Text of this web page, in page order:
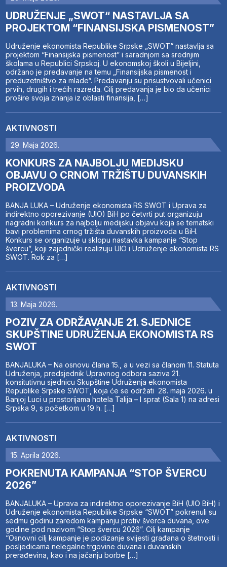
UDRUŽENJE „SWOT“ NASTAVLJA SA
PROJEKTOM “FINANSIJSKA PISMENOST”
Udruženje ekonomista Republike Srpske „SWOT“ nastavlja sa
projektom “Finansijska pismenost” i saradnjom sa srednjim
školama u Republici Srpskoj. U ekonomskoj školi u Bijeljini,
održano je predavanje na temu „Finansijska pismenost i
preduzetništvo za mlade“. Predavanju su prisustvovali učenici
prvih, drugih i trećih razreda. Cilj predavanja je bio da učenici
prošire svoja znanja iz oblasti finansija, […]
AKTIVNOSTI
29. Maja 2026.
KONKURS ZA NAJBOLJU MEDIJSKU
OBJAVU O CRNOM TRŽIŠTU DUVANSKIH
PROIZVODA
BANJA LUKA – Udruženje ekonomista RS SWOT i Uprava za
indirektno oporezivanje (UIO) BiH po četvrti put organizuju
nagradni konkurs za najbolju medijsku objavu koja se tematski
bavi problemima crnog tržišta duvanskih proizvoda u BiH.
Konkurs se organizuje u sklopu nastavka kampanje “Stop
švercu”, koji zajednički realizuju UIO i Udruženje ekonomista RS
SWOT. Rok za […]
AKTIVNOSTI
13. Maja 2026.
POZIV ZA ODRŽAVANJE 21. SJEDNICE
SKUPŠTINE UDRUŽENJA EKONOMISTA RS
SWOT
BANJALUKA – Na osnovu člana 15., a u vezi sa članom 11. Statuta
Udruženja, predsjednik Upravnog odbora saziva 21.
konsitutivnu sjednicu Skupštine Udruženja ekonomista
Republike Srpske SWOT, koja će se održati 28. maja 2026. u
Banjoj Luci u prostorijama hotela Talija – I sprat (Sala 1) na adresi
Srpska 9, s početkom u 19 h. […]
AKTIVNOSTI
15. Aprila 2026.
POKRENUTA KAMPANJA “STOP ŠVERCU
2026”
BANJALUKA – Uprava za indirektno oporezivanje BiH (UIO BiH) i
Udruženje ekonomista Republike Srpske “SWOT” pokrenuli su
sedmu godinu zaredom kampanju protiv šverca duvana, ove
godine pod nazivom “Stop švercu 2026”. Cilj kampanje
“Osnovni cilj kampanje je podizanje svijesti građana o štetnosti i
posljedicama nelegalne trgovine duvana i duvanskih
prerađevina, kao i na jačanju borbe […]